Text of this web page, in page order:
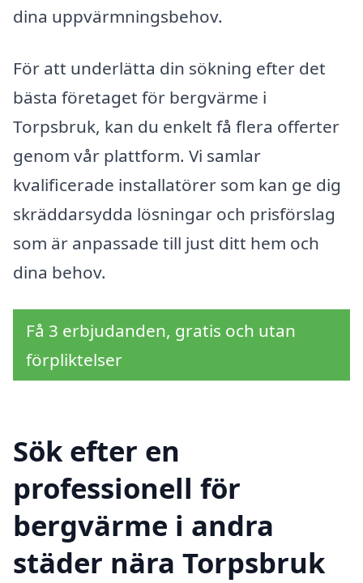
dina uppvärmningsbehov.
För att underlätta din sökning efter det
bästa företaget för bergvärme i
Torpsbruk, kan du enkelt få flera offerter
genom vår plattform. Vi samlar
kvalificerade installatörer som kan ge dig
skräddarsydda lösningar och prisförslag
som är anpassade till just ditt hem och
dina behov.
Få 3 erbjudanden, gratis och utan
förpliktelser
Sök efter en
professionell för
bergvärme i andra
städer nära Torpsbruk